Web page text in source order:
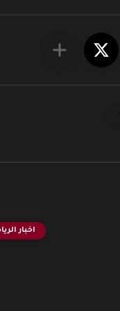
اخبار